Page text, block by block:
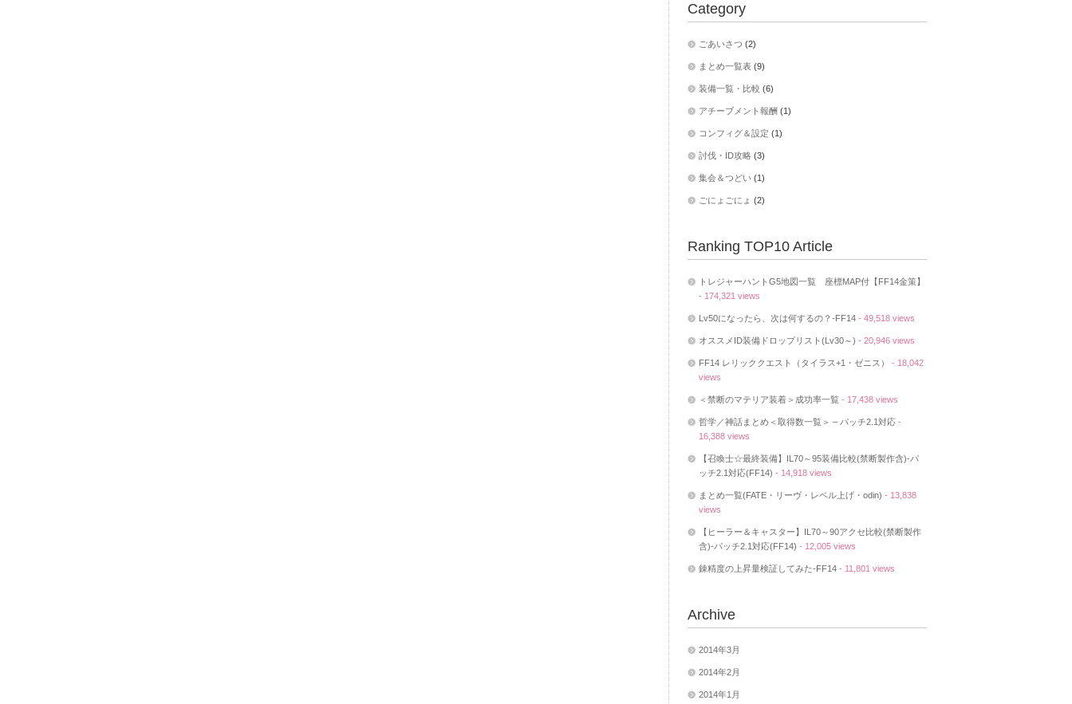
Category
ごあいさつ (2)
まとめ一覧表 (9)
装備一覧・比較 (6)
アチーブメント報酬 (1)
コンフィグ＆設定 (1)
討伐・ID攻略 (3)
集会＆つどい (1)
ごにょごにょ (2)
Ranking TOP10 Article
トレジャーハントG5地図一覧 座標MAP付【FF14金策】
- 174,321 views
Lv50になったら、次は何するの？-FF14 - 49,518 views
オススメID装備ドロップリスト(Lv30～) - 20,946 views
FF14 レリッククエスト（タイラス+1・ゼニス）
- 18,042
views
＜禁断のマテリア装着＞成功率一覧 - 17,438 views
哲学／神話まとめ＜取得数一覧＞ – パッチ2.1対応 -
16,388 views
【召喚士☆最終装備】IL70～95装備比較(禁断製作含)-パ
ッチ2.1対応(FF14) - 14,918 views
まとめ一覧(FATE・リーヴ・レベル上げ・odin) - 13,838
views
【ヒーラー＆キャスター】IL70～90アクセ比較(禁断製作
含)-パッチ2.1対応(FF14) - 12,005 views
錬精度の上昇量検証してみた-FF14 - 11,801 views
Archive
2014年3月
2014年2月
2014年1月